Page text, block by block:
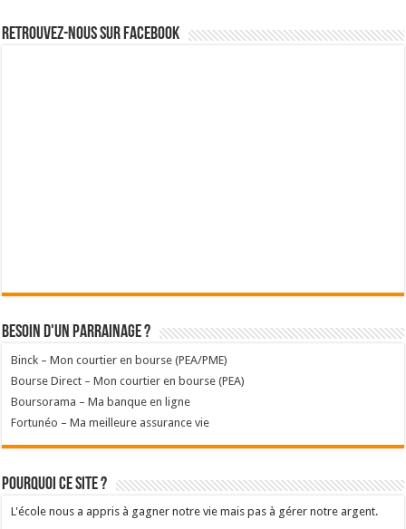
Retrouvez-nous sur Facebook
Besoin d'un parrainage ?
Binck – Mon courtier en bourse (PEA/PME)
Bourse Direct – Mon courtier en bourse (PEA)
Boursorama – Ma banque en ligne
Fortunéo – Ma meilleure assurance vie
Pourquoi ce site ?
L'école nous a appris à gagner notre vie mais pas à gérer notre argent.